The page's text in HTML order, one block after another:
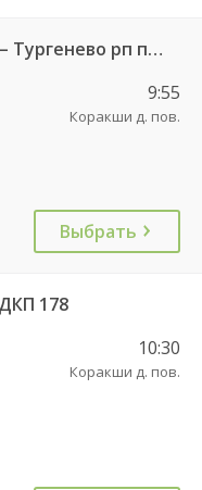
Чебоксары Пригородный АВ — Тургенево рп пов. 9377
9:55
Коракши д. пов.
Выбрать
178
10:30
Коракши д. пов.